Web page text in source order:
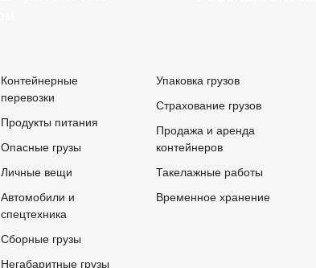
Контейнерные
перевозки
Продукты питания
Опасные грузы
Личные вещи
Автомобили и
спецтехника
Сборные грузы
Негабаритные грузы
Упаковка грузов
Страхование грузов
Продажа и аренда
контейнеров
Такелажные работы
Временное хранение